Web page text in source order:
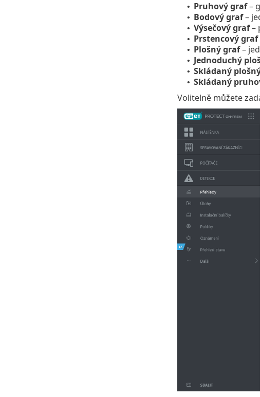
• Pruhový graf–
• Bodový graf–
• Výsečový graf–
• Prstencový graf
• Plošný graf–
• Jednoduchý
• Skládaný
• Skládaný
Volitelně můžete